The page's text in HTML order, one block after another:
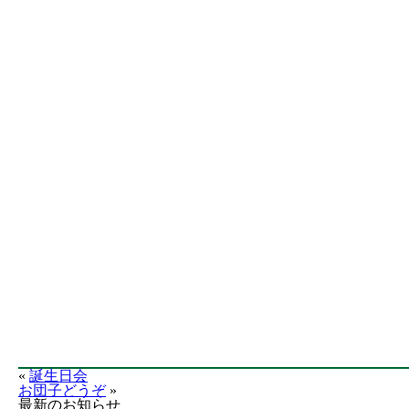
« 誕生日会
お団子どうぞ»
最新のお知らせ